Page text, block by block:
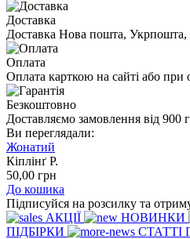
Доставка
Доставка Нова пошта, Укрпошта,
Оплата
Оплата карткою на сайті або при
Безкоштовно
Доставляємо замовлення від 900
Ви переглядали:
Жонатий
Кіплінґ Р.
50,00 грн
До кошика
Підписуйся на розсилку та
АКЦІЇ
НОВИНКИ
ПІДБІРКИ
СТАТТІ